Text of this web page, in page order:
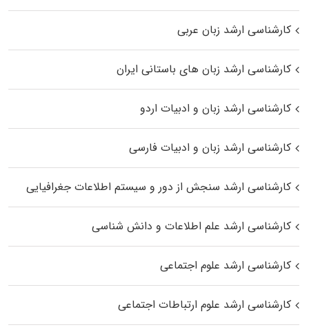
کارشناسی ارشد زبان عربی
کارشناسی ارشد زبان‌ های باستانی ایران
کارشناسی ارشد زبان و ادبیات اردو
کارشناسی ارشد زبان و ادبیات فارسی
کارشناسی ارشد سنجش از دور و سیستم اطلاعات جغرافیایی
کارشناسی ارشد علم اطلاعات و دانش شناسی
کارشناسی ارشد علوم اجتماعی
کارشناسی ارشد علوم ارتباطات اجتماعی